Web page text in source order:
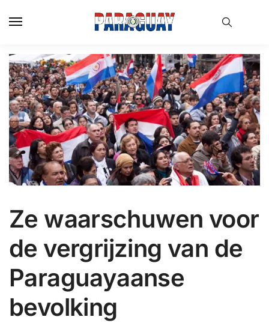
Ze waarschuwen voor
de vergrijzing van de
Paraguayaanse
bevolking